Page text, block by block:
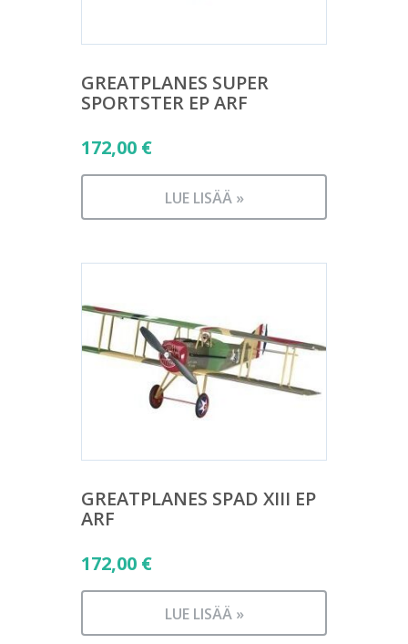
GREATPLANES SUPER
SPORTSTER EP ARF
172,00 €
LUE LISÄÄ »
GREATPLANES SPAD XIII EP
ARF
172,00 €
LUE LISÄÄ »